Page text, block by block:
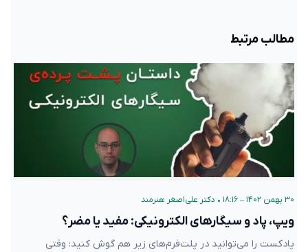
مطالب مرتبط
۳۰ بهمن ۱۴۰۲ – ۱۸:۱۶ • دکتر علی‌اصغر هنرمند
ویپ، پاد و سیگارهای الکترونیکی: مفید یا مضر؟
پادکست را می‌توانید در پلت‌فرم‌های زیر هم گوش کنید: وقتی